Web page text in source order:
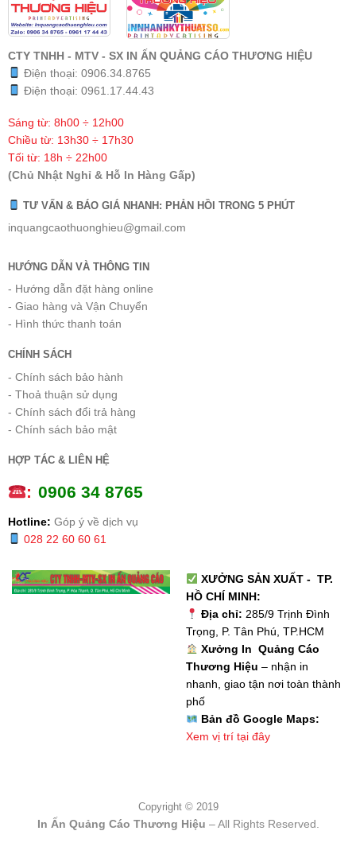
CTY TNHH - MTV - SX IN ẤN QUẢNG CÁO THƯƠNG HIỆU
Điện thoại: 0906.34.8765
Điện thoại: 0961.17.44.43
Sáng từ: 8h00 ÷ 12h00
Chiều từ: 13h30 ÷ 17h30
Tối từ: 18h ÷ 22h00
(Chủ Nhật Nghỉ & Hỗ In Hàng Gấp)
TƯ VẤN & BÁO GIÁ NHANH: PHẢN HỒI TRONG 5 PHÚT
inquangcaothuonghieu@gmail.com
HƯỚNG DẪN VÀ THÔNG TIN
- Hướng dẫn đặt hàng online
- Giao hàng và Vận Chuyển
- Hình thức thanh toán
CHÍNH SÁCH
- Chính sách bảo hành
- Thoả thuận sử dụng
- Chính sách đổi trả hàng
- Chính sách bảo mật
HỢP TÁC & LIÊN HỆ
: 0906 34 8765
Hotline: Góp ý về dịch vụ
028 22 60 60 61
XƯỞNG SẢN XUẤT - TP.
HỒ CHÍ MINH:
Địa chỉ: 285/9 Trịnh Đình
Trọng, P. Tân Phú, TP.HCM
Xưởng In Quảng Cáo
Thương Hiệu – nhận in
nhanh, giao tận nơi toàn thành
phố
Bản đồ Google Maps:
Xem vị trí tại đây
Copyright © 2019
In Ấn Quảng Cáo Thương Hiệu – All Rights Reserved.